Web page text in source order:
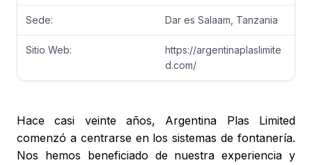
Sede: Dar es Salaam, Tanzania
Sitio Web:
https://argentinaplaslimite
d.com/
Hace casi veinte años, Argentina Plas Limited
comenzó a centrarse en los sistemas de fontanería.
Nos hemos beneficiado de nuestra experiencia y